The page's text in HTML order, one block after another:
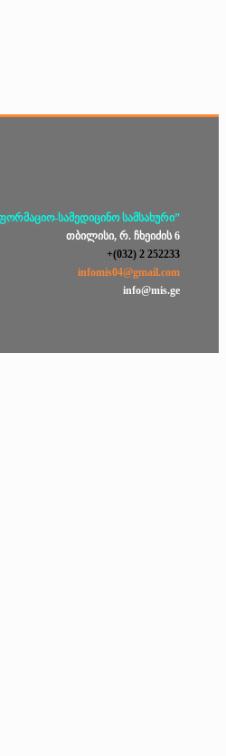
სამედიცინო სამსახური”
თბილისი, რ. ჩხეიძის 6
+(032) 2 252233
infomis04@gmail.com
info@mis.ge